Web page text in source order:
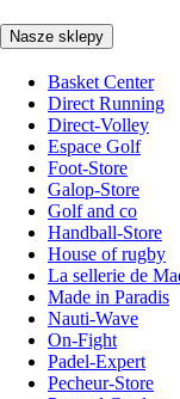
Nasze sklepy
Basket Center
Direct Running
Direct-Volley
Espace Golf
Foot-Store
Galop-Store
Golf and co
Handball-Store
House of rugby
La sellerie de
Made in Paradis
Nauti-Wave
On-Fight
Padel-Expert
Pecheur-Store